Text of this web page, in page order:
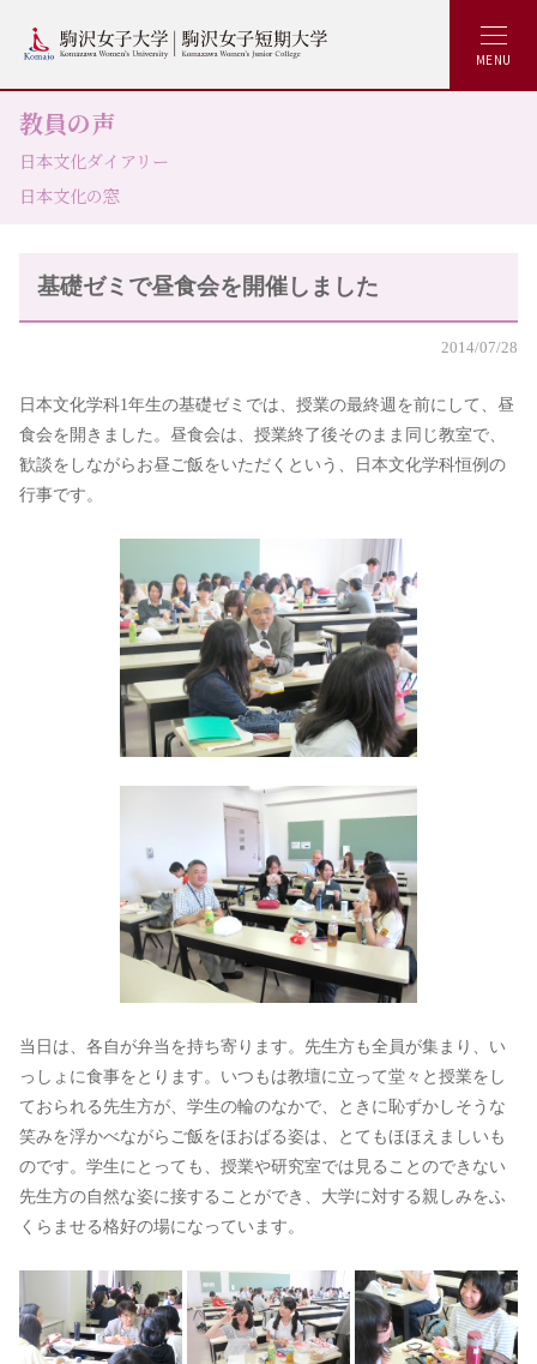
MENU
教員の声
日本文化ダイアリー
日本文化の窓
基礎ゼミで昼食会を開催しました
2014/07/28
日本文化学科1年生の基礎ゼミでは、授業の最終週を前にして、昼
食会を開きました。昼食会は、授業終了後そのまま同じ教室で、
歓談をしながらお昼ご飯をいただくという、日本文化学科恒例の
行事です。
当日は、各自が弁当を持ち寄ります。先生方も全員が集まり、い
っしょに食事をとります。いつもは教壇に立って堂々と授業をし
ておられる先生方が、学生の輪のなかで、ときに恥ずかしそうな
笑みを浮かべながらご飯をほおばる姿は、とてもほほえましいも
のです。学生にとっても、授業や研究室では見ることのできない
先生方の自然な姿に接することができ、大学に対する親しみをふ
くらませる格好の場になっています。